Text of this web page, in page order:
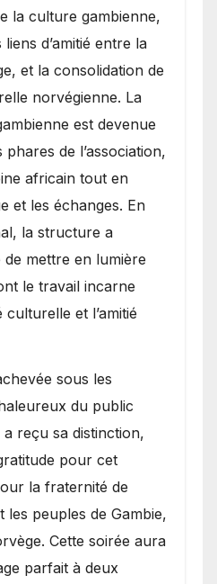
la culture gambienne,
d’amitié entre la
et la consolidation de
norvégienne. La
est devenue
phares de l’association,
africain tout en
et les échanges. En
la structure a
mettre en lumière
le travail incarne
culturelle et l’amitié
sous les
du public
reçu sa distinction,
pour cet
la fraternité de
les peuples de Gambie,
Cette soirée aura
parfait à deux